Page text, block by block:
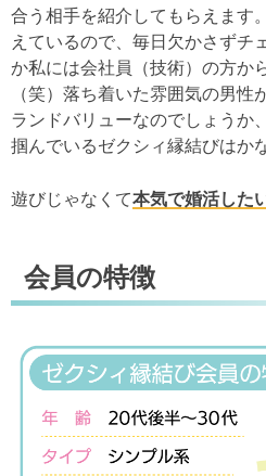
合う相手を紹介してもらえます
えているので、毎日欠かさずチ
か私には会社員（技術）の方か
（笑）落ち着いた雰囲気の男
ランドバリューなのでしょうか
掴んでいるゼクシィ縁結びはか
遊びじゃなくて本気で婚活した
会員の特徴